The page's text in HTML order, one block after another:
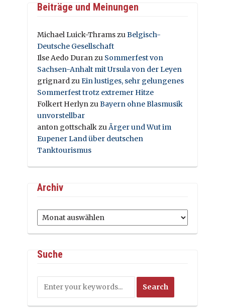
Beiträge und Meinungen
Michael Luick-ThramszuBelgisch-
Deutsche Gesellschaft
Ilse Aedo Duranzu Sommerfest von
Sachsen-Anhalt mit Ursula von der Leyen
grignardzuEin lustiges, sehr gelungenes
Sommerfest trotz extremer Hitze
Folkert HerlynzuBayern ohne Blasmusik
unvorstellbar
anton gottschalkzuÄrger und Wut im
Eupener Land über deutschen
Tanktourismus
Archiv
Archiv
Suche